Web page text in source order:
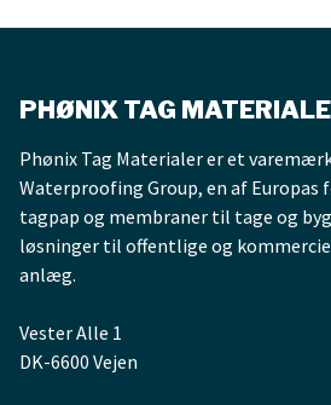
PHØNIX TAG
Phønix Tag Materialer er et
Waterproofing Group, en af Europas
tagpap og membraner til tage og
løsninger til offentlige og
anlæg.
Vester Alle 1
DK-6600 Vejen